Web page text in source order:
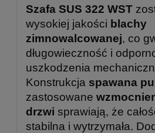
Szafa SUS 322 WST
wysokiej jakości blachy
zimnowalcowanej, co
długowieczność i
uszkodzenia
Konstrukcja spawana
zastosowane
drzwi sprawiają, że
stabilna i wytrzymała.